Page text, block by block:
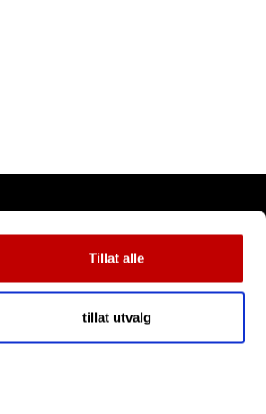
Tillat alle
tillat utvalg